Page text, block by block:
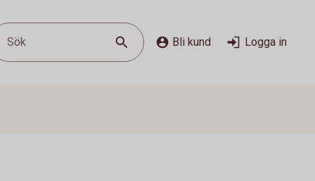
Sök Bli kund Logga in